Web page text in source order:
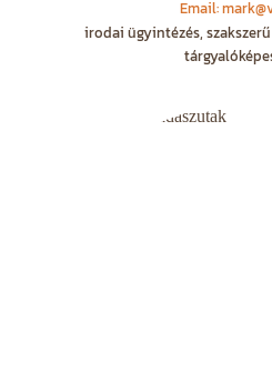
Email:
irodai ügyintézés,